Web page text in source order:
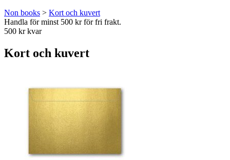
Non books > Kort och kuvert
Handla för minst 500 kr för fri frakt.
500 kr kvar
Kort och kuvert